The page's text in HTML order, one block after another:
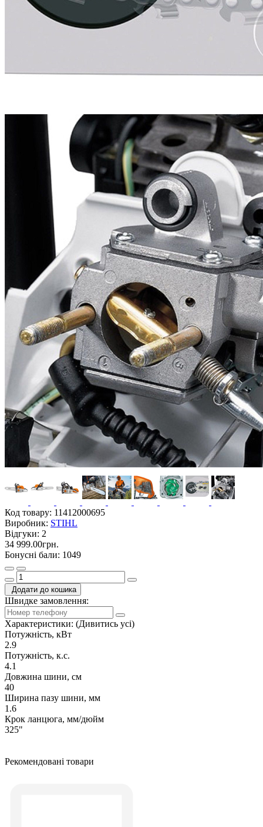
Код товару: 11412000695
Виробник: STIHL
Відгуки: 2
34 999.00грн.
Бонусні бали: 1049
Додати до кошика
Швидке замовлення:
Характеристики: (Дивитись усі)
Потужність, кВт
2.9
Потужність, к.с.
4.1
Довжина шини, см
40
Ширина пазу шини, мм
1.6
Крок ланцюга, мм/дюйм
325"
Рекомендовані товари